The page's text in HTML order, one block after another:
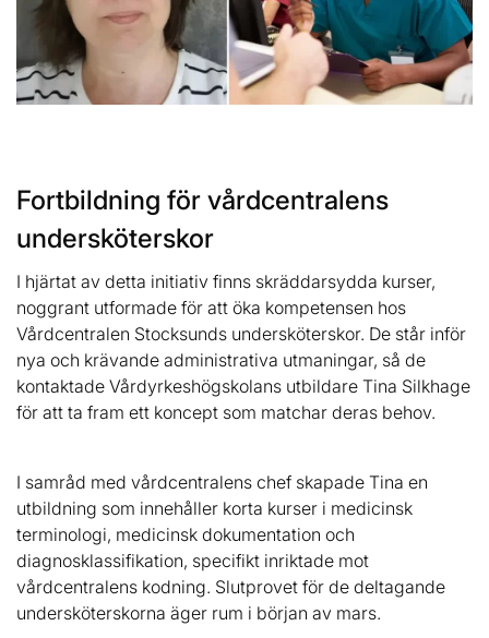
Fortbildning för vårdcentralens
undersköterskor
I hjärtat av detta initiativ finns skräddarsydda kurser,
noggrant utformade för att öka kompetensen hos
Vårdcentralen Stocksunds undersköterskor. De står inför
nya och krävande administrativa utmaningar, så de
kontaktade Vårdyrkeshögskolans utbildare Tina Silkhage
för att ta fram ett koncept som matchar deras behov.
I samråd med vårdcentralens chef skapade Tina en
utbildning som innehåller korta kurser i medicinsk
terminologi, medicinsk dokumentation och
diagnosklassifikation, specifikt inriktade mot
vårdcentralens kodning. Slutprovet för de deltagande
undersköterskorna äger rum i början av mars.